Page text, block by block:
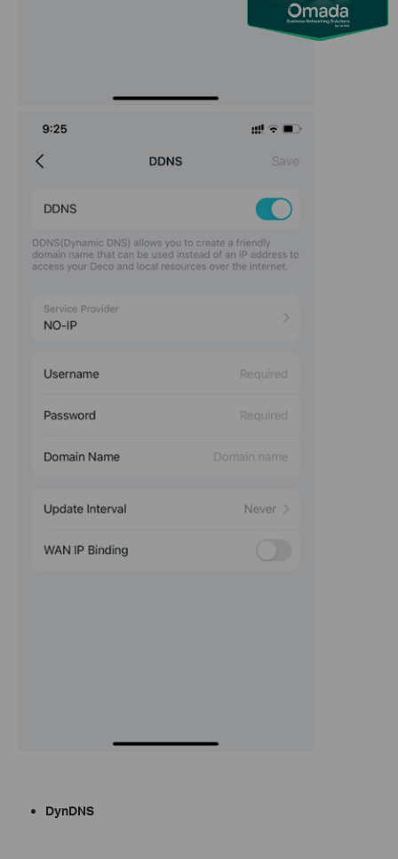
DynDNS